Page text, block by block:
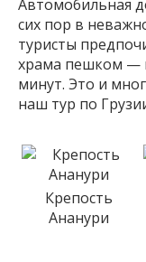
Автомобильная
сих пор в
туристы
храма пешком —
минут. Это и
наш тур по
Крепость
Ананури